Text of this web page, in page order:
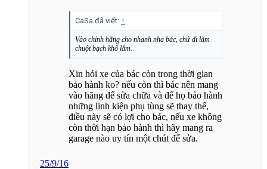
CaSa đã viết: ↑
Vào chính hãng cho nhanh nha bác, chứ đi làm
chuột bạch khổ lắm.
Xin hỏi xe của bác còn trong thời gian
bảo hành ko? nếu còn thì bác nên mang
vào hãng để sửa chữa và để họ bảo hành
những linh kiện phụ tùng sẽ thay thế,
điều này sẽ có lợi cho bác, nếu xe không
còn thời hạn bảo hành thì hãy mang ra
garage nào uy tín một chút để sửa.
25/9/16